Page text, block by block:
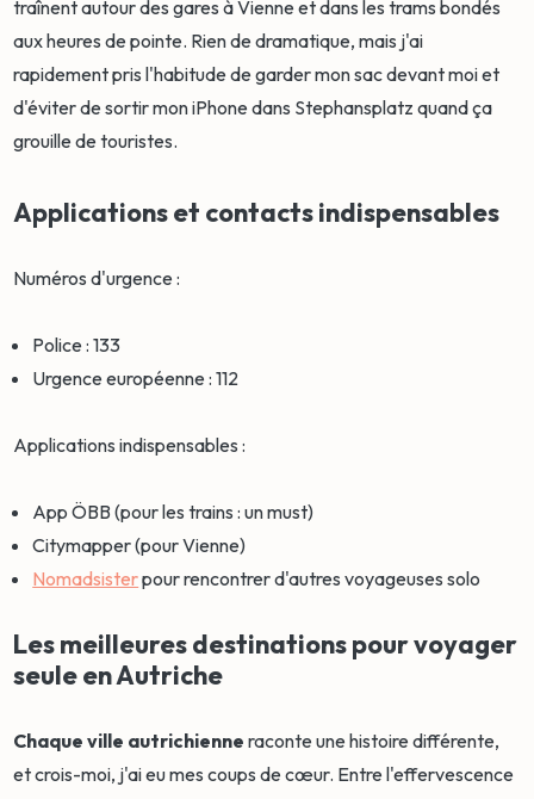
traînent autour des gares à Vienne et dans les trams bondés
aux heures de pointe. Rien de dramatique, mais j'ai
rapidement pris l'habitude de garder mon sac devant moi et
d'éviter de sortir mon iPhone dans Stephansplatz quand ça
grouille de touristes.
Applications et contacts indispensables
Numéros d'urgence :
Police : 133
Urgence européenne : 112
Applications indispensables :
App ÖBB (pour les trains : un must)
Citymapper (pour Vienne)
Nomadsisterpour rencontrer d'autres voyageuses solo
Les meilleures destinations pour voyager
seule en Autriche
Chaque ville autrichienne raconte une histoire différente,
et crois-moi, j'ai eu mes coups de cœur. Entre l'effervescence